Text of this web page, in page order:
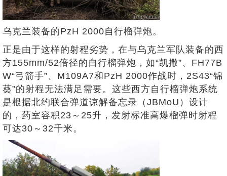
乌克兰装备的PzH 2000自行榴弹炮。
正是由于这样的射程劣势，在与乌克兰军队装备的西
方155mm/52倍径的自行榴弹炮，如“凯撒”、FH77B
W“弓箭手”、M109A7和PzH 2000作战时，2S43“锦
葵”的射程无法满足需要。这些西方自行榴弹炮系统
是根据北约联合弹道谅解备忘录（JBMoU）设计
的，药室容积23～25升，发射标准高爆榴弹时射程
可达30～32千米。